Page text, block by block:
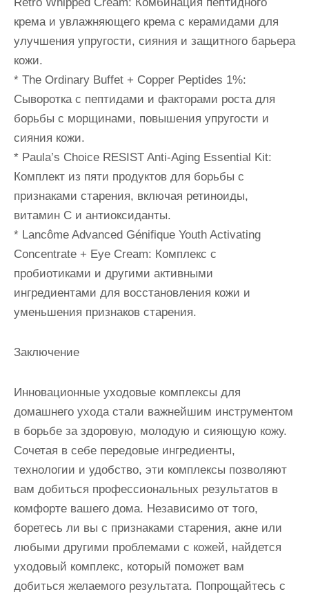
крема и увлажняющего крема с керамидами для
улучшения упругости, сияния и защитного барьера
кожи.
* The Ordinary Buffet + Copper Peptides 1%:
Сыворотка с пептидами и факторами роста для
борьбы с морщинами, повышения упругости и
сияния кожи.
* Paula’s Choice RESIST Anti-Aging Essential Kit:
Комплект из пяти продуктов для борьбы с
признаками старения, включая ретиноиды,
витамин С и антиоксиданты.
* Lancôme Advanced Génifique Youth Activating
Concentrate + Eye Cream: Комплекс с
пробиотиками и другими активными
ингредиентами для восстановления кожи и
уменьшения признаков старения.
Заключение
Инновационные уходовые комплексы для
домашнего ухода стали важнейшим инструментом
в борьбе за здоровую, молодую и сияющую кожу.
Сочетая в себе передовые ингредиенты,
технологии и удобство, эти комплексы позволяют
вам добиться профессиональных результатов в
комфорте вашего дома. Независимо от того,
боретесь ли вы с признаками старения, акне или
любыми другими проблемами с кожей, найдется
уходовый комплекс, который поможет вам
добиться желаемого результата. Попрощайтесь с